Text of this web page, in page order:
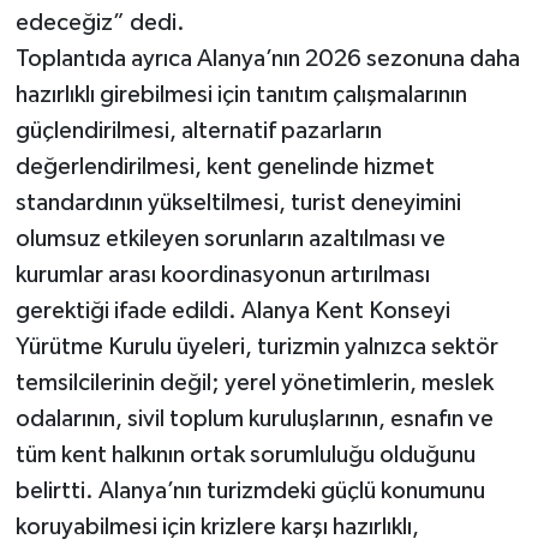
edeceğiz” dedi.
Toplantıda ayrıca Alanya’nın 2026 sezonuna daha
hazırlıklı girebilmesi için tanıtım çalışmalarının
güçlendirilmesi, alternatif pazarların
değerlendirilmesi, kent genelinde hizmet
standardının yükseltilmesi, turist deneyimini
olumsuz etkileyen sorunların azaltılması ve
kurumlar arası koordinasyonun artırılması
gerektiği ifade edildi. Alanya Kent Konseyi
Yürütme Kurulu üyeleri, turizmin yalnızca sektör
temsilcilerinin değil; yerel yönetimlerin, meslek
odalarının, sivil toplum kuruluşlarının, esnafın ve
tüm kent halkının ortak sorumluluğu olduğunu
belirtti. Alanya’nın turizmdeki güçlü konumunu
koruyabilmesi için krizlere karşı hazırlıklı,